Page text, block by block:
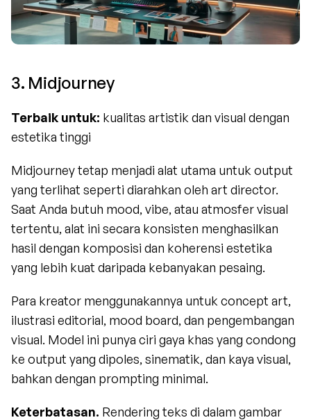
3. Midjourney
Terbaik untuk: kualitas artistik dan visual dengan
estetika tinggi
Midjourney tetap menjadi alat utama untuk output
yang terlihat seperti diarahkan oleh art director.
Saat Anda butuh mood, vibe, atau atmosfer visual
tertentu, alat ini secara konsisten menghasilkan
hasil dengan komposisi dan koherensi estetika
yang lebih kuat daripada kebanyakan pesaing.
Para kreator menggunakannya untuk concept art,
ilustrasi editorial, mood board, dan pengembangan
visual. Model ini punya ciri gaya khas yang condong
ke output yang dipoles, sinematik, dan kaya visual,
bahkan dengan prompting minimal.
Keterbatasan. Rendering teks di dalam gambar